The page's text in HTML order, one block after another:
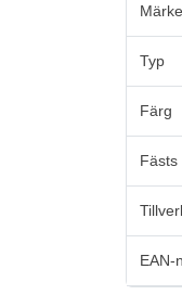
Märke
Typ
Färg
Fästs
EAN-